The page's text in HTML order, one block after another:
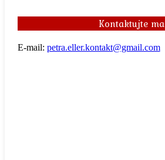
Kontaktujte ma
E-mail: petra.eller.kontakt@gmail.com